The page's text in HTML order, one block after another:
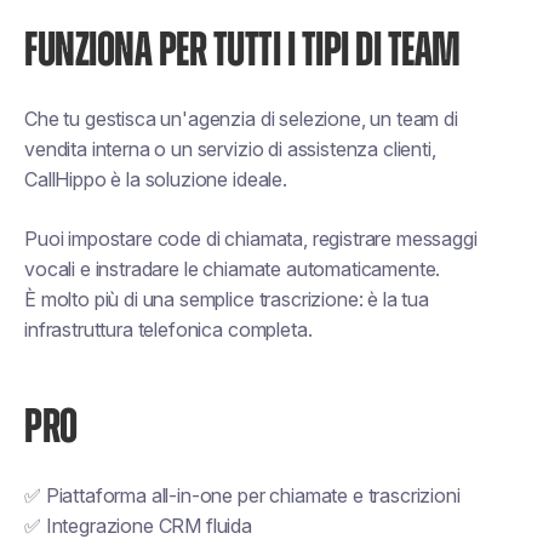
FUNZIONA PER TUTTI I TIPI DI TEAM
Che tu gestisca un'agenzia di selezione, un team di
vendita interna o un servizio di assistenza clienti,
CallHippo è la soluzione ideale.
Puoi impostare code di chiamata, registrare messaggi
vocali e instradare le chiamate automaticamente.
È molto più di una semplice trascrizione: è la tua
infrastruttura telefonica completa.
PRO
✅ Piattaforma all-in-one per chiamate e trascrizioni
✅ Integrazione CRM fluida